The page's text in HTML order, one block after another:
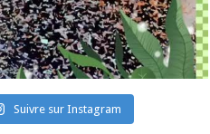
Suivre sur Instagram